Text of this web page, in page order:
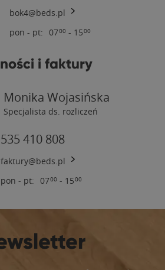
bok4@beds.pl
pon - pt: 0700 - 1500
i faktury
Monika Wojasińska
Specjalista ds. rozliczeń
535 410 808
faktury@beds.pl
pon - pt: 0700 - 1500